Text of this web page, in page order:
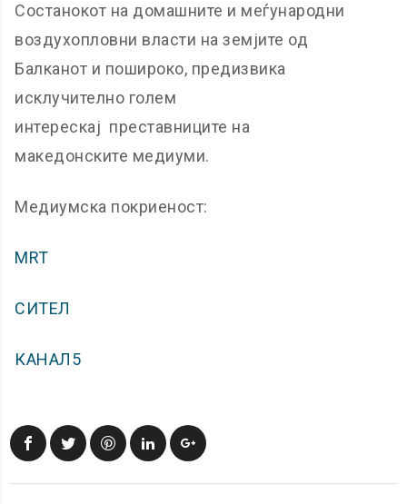
Состанокот на домашните и меѓународни
воздухопловни власти на земјите од
Балканот и пошироко, предизвика
исклучително голем
интерескај преставниците на
македонските медиуми.
Медиумска покриеност:
MRT
СИТЕЛ
КАНАЛ5